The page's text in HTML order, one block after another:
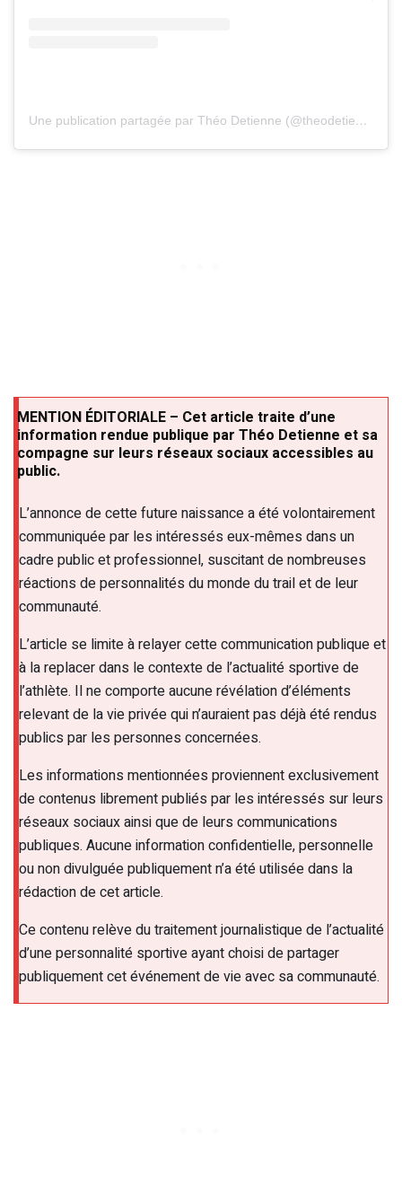
Une publication partagée par Théo Detienne (@theodetienne)
MENTION ÉDITORIALE – Cet article traite d’une
information rendue publique par Théo Detienne et sa
compagne sur leurs réseaux sociaux accessibles au
public.
L’annonce de cette future naissance a été volontairement
communiquée par les intéressés eux-mêmes dans un
cadre public et professionnel, suscitant de nombreuses
réactions de personnalités du monde du trail et de leur
communauté.
L’article se limite à relayer cette communication publique et
à la replacer dans le contexte de l’actualité sportive de
l’athlète. Il ne comporte aucune révélation d’éléments
relevant de la vie privée qui n’auraient pas déjà été rendus
publics par les personnes concernées.
Les informations mentionnées proviennent exclusivement
de contenus librement publiés par les intéressés sur leurs
réseaux sociaux ainsi que de leurs communications
publiques. Aucune information confidentielle, personnelle
ou non divulguée publiquement n’a été utilisée dans la
rédaction de cet article.
Ce contenu relève du traitement journalistique de l’actualité
d’une personnalité sportive ayant choisi de partager
publiquement cet événement de vie avec sa communauté.